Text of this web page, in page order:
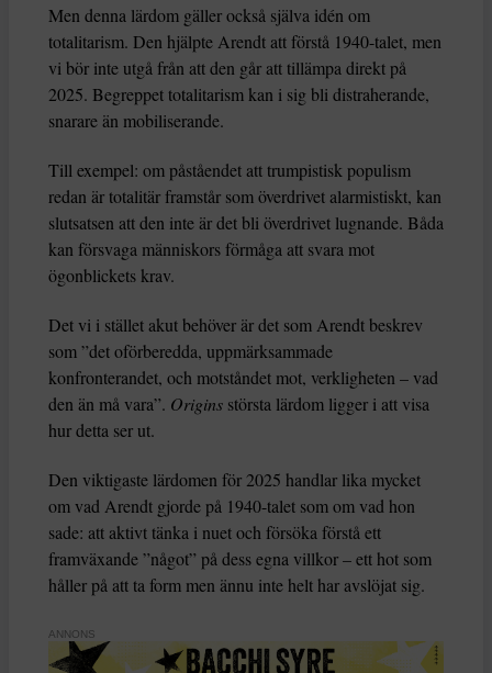
Men denna lärdom gäller också själva idén om
totalitarism. Den hjälpte Arendt att förstå 1940-talet, men
vi bör inte utgå från att den går att tillämpa direkt på
2025. Begreppet totalitarism kan i sig bli distraherande,
snarare än mobiliserande.
Till exempel: om påståendet att trumpistisk populism
redan är totalitär framstår som överdrivet alarmistiskt, kan
slutsatsen att den inte är det bli överdrivet lugnande. Båda
kan försvaga människors förmåga att svara mot
ögonblickets krav.
Det vi i stället akut behöver är det som Arendt beskrev
som ”det oförberedda, uppmärksammade
konfronterandet, och motståndet mot, verkligheten – vad
den än må vara”. Origins största lärdom ligger i att visa
hur detta ser ut.
Den viktigaste lärdomen för 2025 handlar lika mycket
om vad Arendt gjorde på 1940-talet som om vad hon
sade: att aktivt tänka i nuet och försöka förstå ett
framväxande ”något” på dess egna villkor – ett hot som
håller på att ta form men ännu inte helt har avslöjat sig.
ANNONS